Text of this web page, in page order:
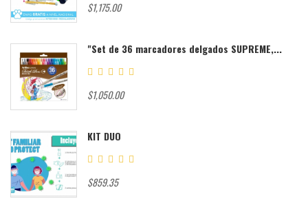
$1,175.00
"Set de 36 marcadores delgados SUPREME,...
$1,050.00
KIT DUO
$859.35